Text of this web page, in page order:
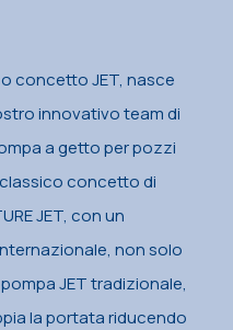
concetto JET, nasce
innovativo team di
a getto per pozzi
concetto di
JET, con un
non solo
JET tradizionale,
la portata riducendo